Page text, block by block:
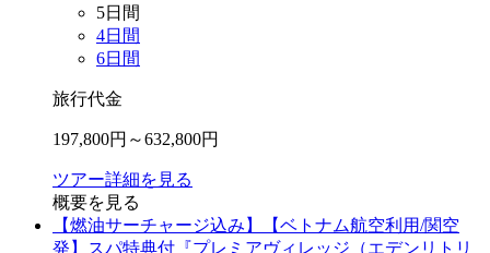
5日間
4日間
6日間
旅行代金
197,800円～632,800円
ツアー詳細を見る
概要を見る
【燃油サーチャージ込み】【ベトナム航空利用/関空
発】スパ特典付『プレミアヴィレッジ（エデンリトリ